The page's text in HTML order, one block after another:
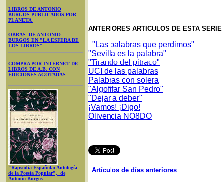
LIBROS DE ANTONIO
BURGOS PUBLICADOS POR
PLANETA
OBRAS DE ANTONIO
BURGOS EN "LA ESFERA DE
LOS LIBROS"
COMPRA POR INTERNET DE
LIBROS DE A.B. CON
EDICIONES AGOTADAS
"Rapsodia Española: Antología
de la Poesía Popular", de
Antonio Burgos
ANTERIORES ARTICULOS DE ESTA
"Las palabras que perdimos"
"Sevilla es la palabra"
"Tirando del pitraco"
UCI de las palabras
Palabras con solera
"Algofifar San Pedro"
"Dejar a deber"
¡Vamos! ¡Digo!
Olivencia NO8DO
Artículos de días anteriores